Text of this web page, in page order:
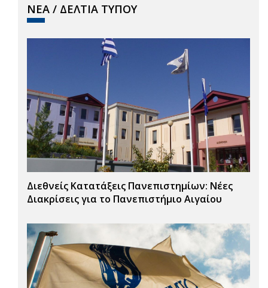
ΝΕΑ / ΔΕΛΤΙΑ ΤΥΠΟΥ
Διεθνείς Κατατάξεις Πανεπιστημίων: Νέες
Διακρίσεις για το Πανεπιστήμιο Αιγαίου